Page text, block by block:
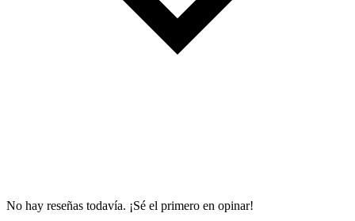
No hay reseñas todavía. ¡Sé el primero en opinar!